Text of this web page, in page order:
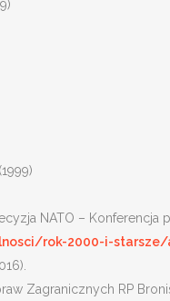
NATO – Konferencja
rok-2000-i-starsze/
Zagranicznych RP